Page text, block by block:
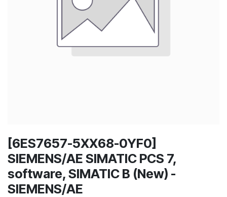
[6ES7657-5XX68-0YF0]
SIEMENS/AE SIMATIC PCS 7,
software, SIMATIC B (New) -
SIEMENS/AE